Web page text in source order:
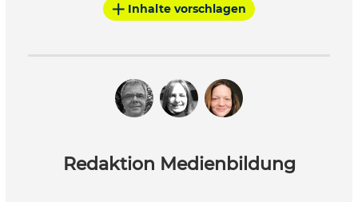
Inhalte vorschlagen
Redaktion Medienbildung